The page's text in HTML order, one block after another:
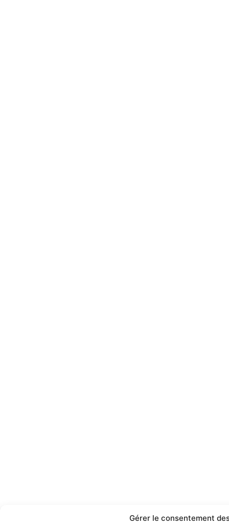
Gérer le consentement